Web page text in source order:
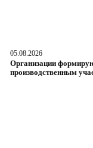
05.08.2026
Организации
производственным